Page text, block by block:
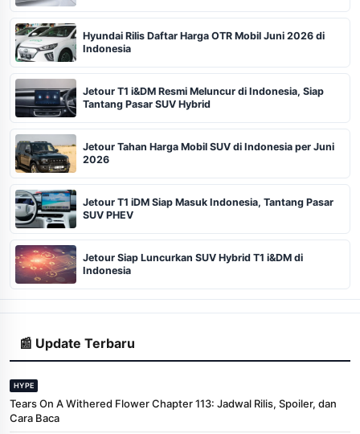
Hyundai Rilis Daftar Harga OTR Mobil Juni 2026 di
Indonesia
Jetour T1 i&DM Resmi Meluncur di Indonesia, Siap
Tantang Pasar SUV Hybrid
Jetour Tahan Harga Mobil SUV di Indonesia per Juni
2026
Jetour T1 iDM Siap Masuk Indonesia, Tantang Pasar
SUV PHEV
Jetour Siap Luncurkan SUV Hybrid T1 i&DM di
Indonesia
📰 Update Terbaru
HYPE
Tears On A Withered Flower Chapter 113: Jadwal Rilis, Spoiler, dan
Cara Baca